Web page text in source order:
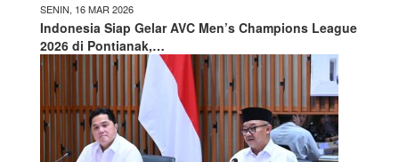
SENIN, 16 MAR 2026
Indonesia Siap Gelar AVC Men’s Champions League
2026 di Pontianak,…